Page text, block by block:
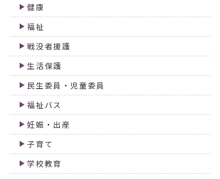
健康
福祉
戦没者援護
生活保護
民生委員・児童委員
福祉バス
妊娠・出産
子育て
学校教育